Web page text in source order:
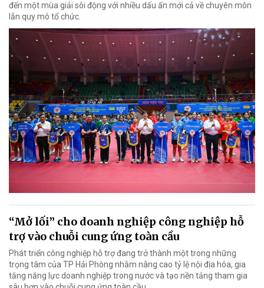
đến một mùa giải sôi động với nhiều dấu ấn mới cả về chuyên môn
lẫn quy mô tổ chức.
“Mở lối” cho doanh nghiệp công nghiệp hỗ
trợ vào chuỗi cung ứng toàn cầu
Phát triển công nghiệp hỗ trợ đang trở thành một trong những
trọng tâm của TP Hải Phòng nhằm nâng cao tỷ lệ nội địa hóa, gia
tăng năng lực doanh nghiệp trong nước và tạo nền tảng tham gia